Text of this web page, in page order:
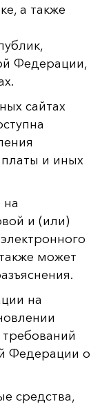
а также
Федерации,
сайтах
платы и иных
на
и (или)
может
на
Федерации о
средства,